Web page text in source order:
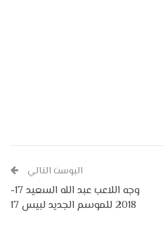
البوست التالي
وجه اللاعب عبد الله السعيد 17-
2018 للموسم الجديد لبيس 17